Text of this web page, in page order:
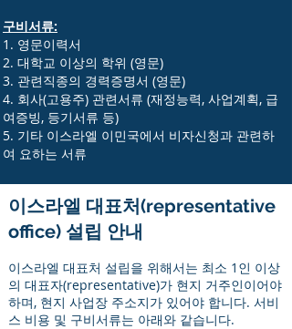
구비서류:
1. 영문이력서
2. 대학교 이상의 학위 (영문)
3. 관련직종의 경력증명서 (영문)
4. 회사(고용주) 관련서류 (재정능력, 사업계획, 급
여증빙, 등기서류 등)
5. 기타 이스라엘 이민국에서 비자신청과 관련하
여 요하는 서류
이스라엘 대표처(representative
office) 설립 안내
이스라엘 대표처 설립을 위해서는 최소 1인 이상
의 대표자(representative)가 현지 거주인이어야
하며, 현지 사업장 주소지가 있어야 합니다. 서비
스 비용 및 구비서류는 아래와 같습니다.